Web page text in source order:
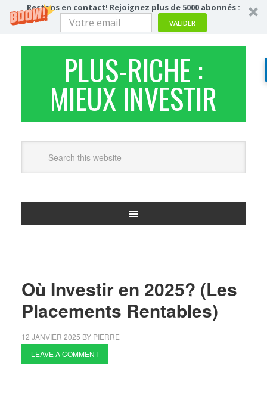
Restons en contact! Rejoignez plus de 5000 abonnés :
VALIDER
PLUS-RICHE :
MIEUX INVESTIR
Où Investir en 2025? (Les
Placements Rentables)
12 JANVIER 2025 BY PIERRE
LEAVE A COMMENT